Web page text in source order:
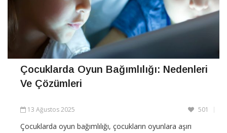
Çocuklarda Oyun Bağımlılığı: Nedenleri
Ve Çözümleri
13 Ağustos 2025 501
Çocuklarda oyun bağımlılığı, çocukların oyunlara aşırı